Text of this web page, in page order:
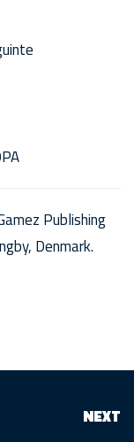
Publishing
Denmark.
NEXT